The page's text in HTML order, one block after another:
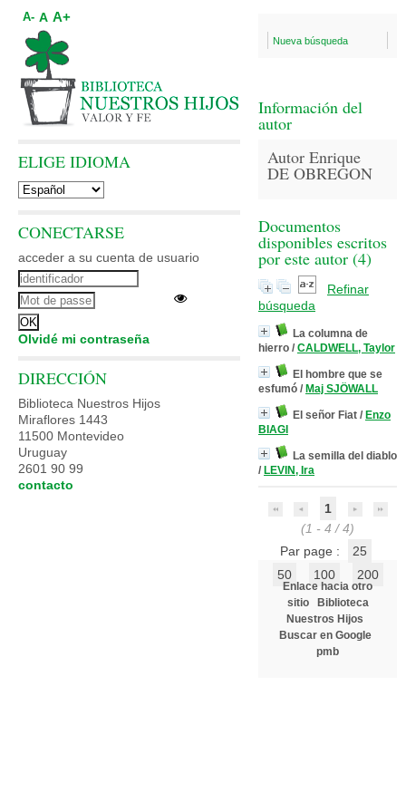
Nueva búsqueda
Información del
autor
Autor Enrique
DE OBREGON
Documentos
disponibles escritos
por este autor (4)
Refinar
búsqueda
La columna de
hierro / CALDWELL, Taylor
El hombre que se
esfumó / Maj SJÖWALL
El señor Fiat / Enzo
BIAGI
La semilla del diablo
/ LEVIN, Ira
1
(1 - 4 / 4)
Par page :
25
50
100 200
Enlace hacia otro
sitio
Biblioteca
Nuestros Hijos
Buscar en Google
pmb
A- A A+
ELIGE IDIOMA
CONECTARSE
acceder a su cuenta de usuario
Olvidé mi contraseña
DIRECCIÓN
Biblioteca Nuestros Hijos
Miraflores 1443
11500 Montevideo
Uruguay
2601 90 99
contacto